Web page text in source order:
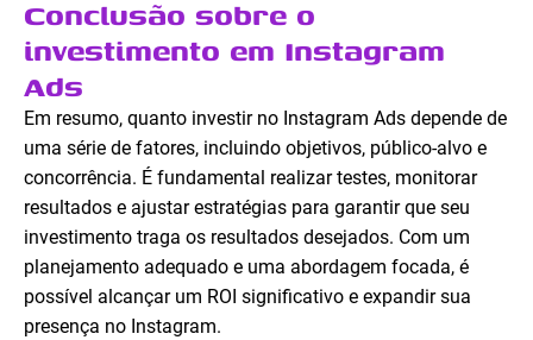
Conclusão sobre o
investimento em Instagram
Ads
Em resumo, quanto investir no Instagram Ads depende de
uma série de fatores, incluindo objetivos, público-alvo e
concorrência. É fundamental realizar testes, monitorar
resultados e ajustar estratégias para garantir que seu
investimento traga os resultados desejados. Com um
planejamento adequado e uma abordagem focada, é
possível alcançar um ROI significativo e expandir sua
presença no Instagram.